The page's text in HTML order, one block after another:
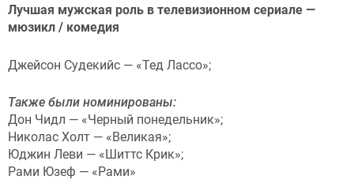
Лучшая мужская роль в телевизионном сериале —
мюзикл / комедия
Джейсон Судекийс — «Тед Лассо»;
Также были номинированы:
Дон Чидл — «Черный понедельник»;
Николас Холт — «Великая»;
Юджин Леви — «Шиттс Крик»;
Рами Юзеф — «Рами»